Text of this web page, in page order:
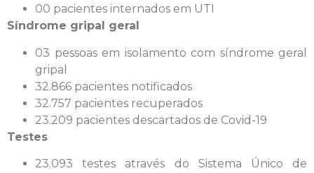
00 pacientes internados em UTI
Síndrome gripal geral
03 pessoas em isolamento com síndrome geral
gripal
32.866 pacientes notificados
32.757 pacientes recuperados
23.209 pacientes descartados de Covid-19
Testes
23.093 testes através do Sistema Único de